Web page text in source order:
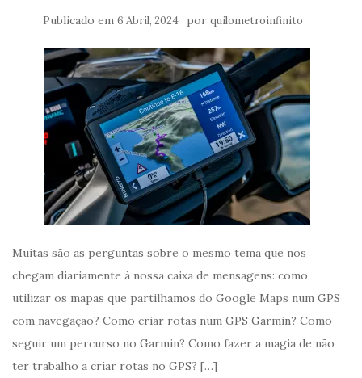
Publicado em 6 Abril, 2024 por quilometroinfinito
Muitas são as perguntas sobre o mesmo tema que nos
chegam diariamente à nossa caixa de mensagens: como
utilizar os mapas que partilhamos do Google Maps num GPS
com navegação? Como criar rotas num GPS Garmin? Como
seguir um percurso no Garmin? Como fazer a magia de não
ter trabalho a criar rotas no GPS? […]